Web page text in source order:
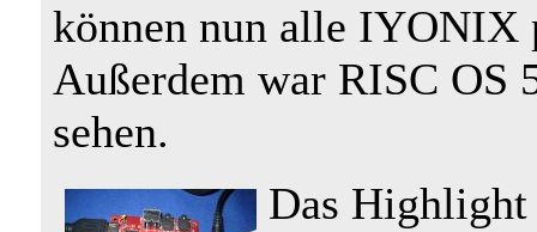
können nun alle IYONIX
Außerdem war RISC OS
sehen.
Das Highlight